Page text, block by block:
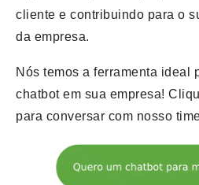
cliente e contribuindo para o
da empresa.
Nós temos a ferramenta ideal
chatbot em sua empresa!
para conversar com nosso